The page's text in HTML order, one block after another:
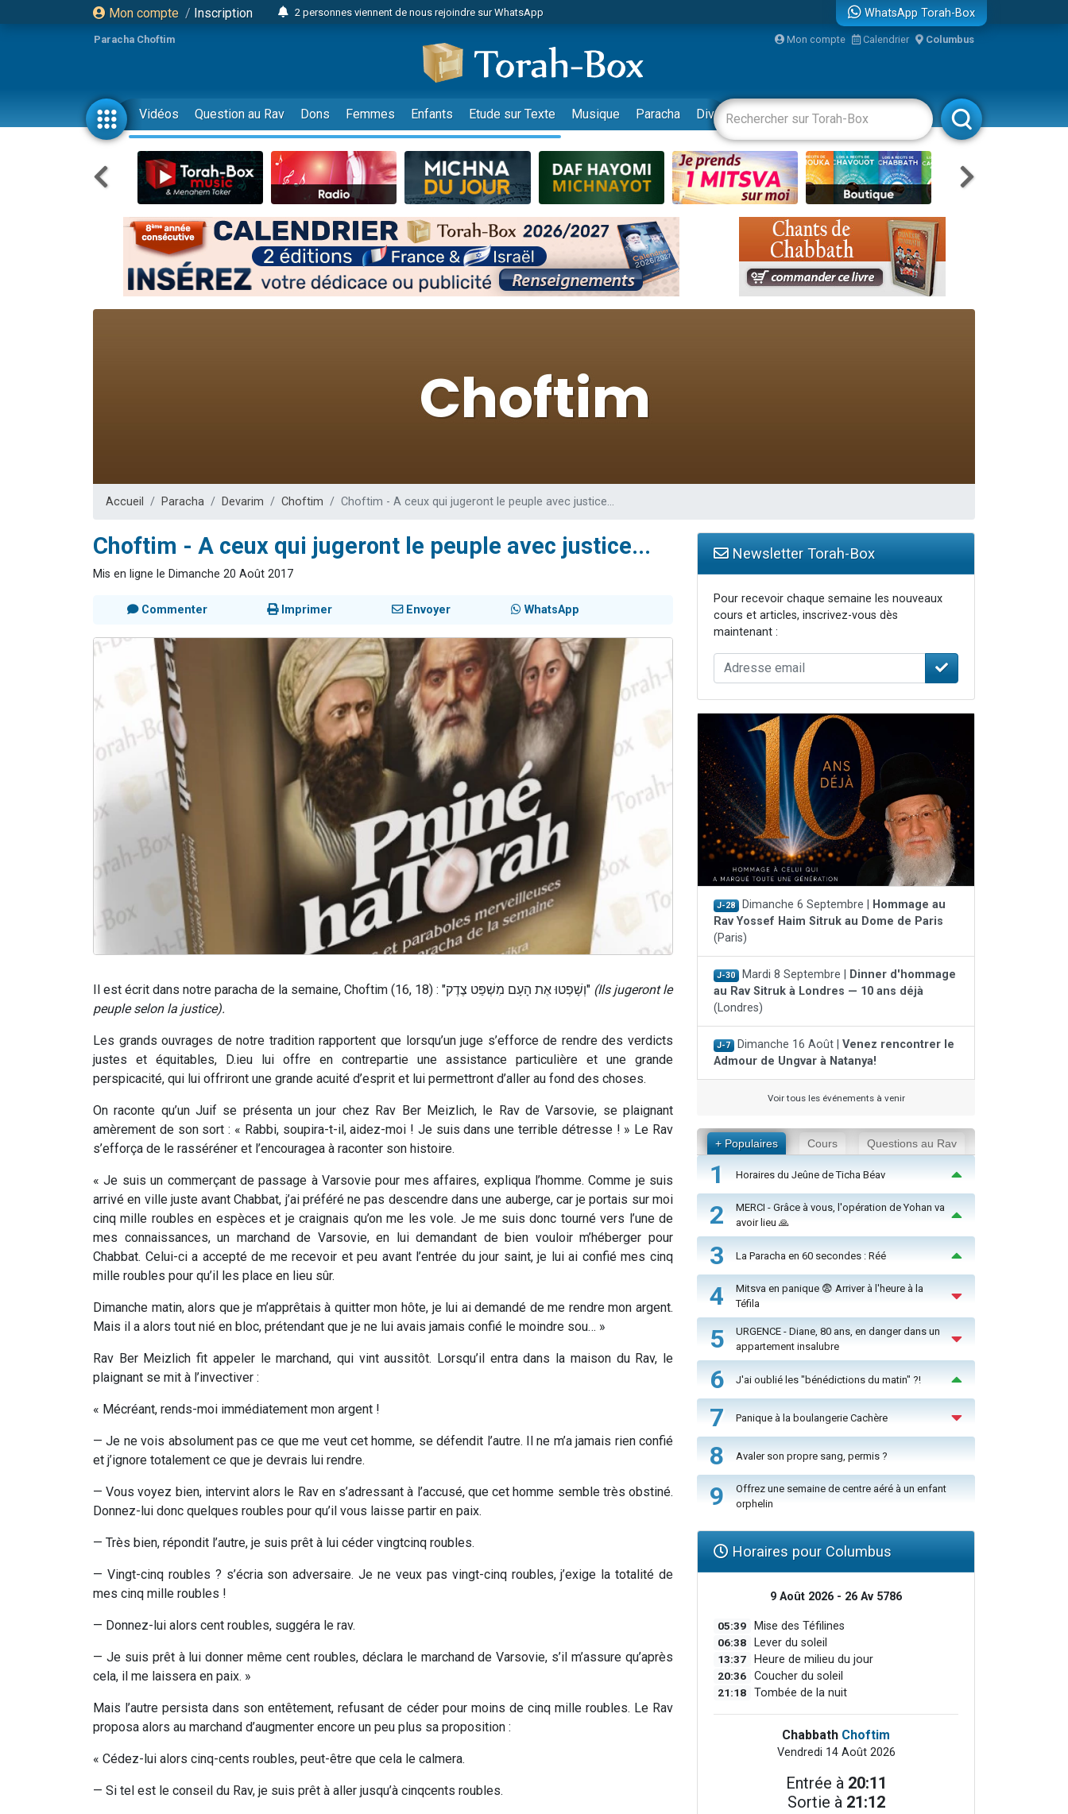
Mon compte / Inscription
2 personnes viennent de nous rejoindre sur WhatsApp
3 personnes viennent de faire un don pour Événements Torah-Box
2 personnes viennent de faire un don pour Tsédaka : pauvres d'Israel
3 personnes viennent de nous rejoindre sur WhatsApp
11 personnes viennent de demander une bénédiction
3 personnes viennent de faire un don pour Diane, 80 ans, dans un appartement insalubre
Il reste 49 places pour étudier en groupe sur Zoom
2 personnes viennent de nous rejoindre sur WhatsApp
29 personnes viennent de demander une bénédiction
Il reste 49 places pour étudier en groupe sur Zoom
2 personnes viennent de nous rejoindre sur WhatsApp
6 personnes viennent de nous rejoindre sur WhatsApp
4 personnes viennent de nous rejoindre sur WhatsApp
Il reste 49 places pour étudier en groupe sur Zoom
WhatsApp Torah-Box
Paracha Choftim Mon compte Calendrier Columbus
Vidéos Question au Rav Dons Femmes Enfants Etude sur Texte Musique Paracha Divertissements Livres Rabbanim
Accueil Paracha Devarim Choftim Choftim - A ceux qui jugeront le peuple avec justice...
Choftim - A ceux qui jugeront le peuple avec justice...
Mis en ligne le Dimanche 20 Août 2017
Commenter Imprimer Envoyer WhatsApp
Il est écrit dans notre paracha de la semaine, Choftim (16, 18) : "וְשָׁפְטוּ אֶת הָעָם מִשְׁפַּט צֶדֶק" (Ils jugeront le
peuple selon la justice).
Les grands ouvrages de notre tradition rapportent que lorsqu’un juge s’efforce de rendre des verdicts
justes et équitables, D.ieu lui offre en contrepartie une assistance particulière et une grande
perspicacité, qui lui offriront une grande acuité d’esprit et lui permettront d’aller au fond des choses.
On raconte qu’un Juif se présenta un jour chez Rav Ber Meizlich, le Rav de Varsovie, se plaignant
amèrement de son sort : « Rabbi, soupira-t-il, aidez-moi ! Je suis dans une terrible détresse ! » Le Rav
s’efforça de le rasséréner et l’encouragea à raconter son histoire.
« Je suis un commerçant de passage à Varsovie pour mes affaires, expliqua l’homme. Comme je suis
arrivé en ville juste avant Chabbat, j’ai préféré ne pas descendre dans une auberge, car je portais sur moi
cinq mille roubles en espèces et je craignais qu’on me les vole. Je me suis donc tourné vers l’une de
mes connaissances, un marchand de Varsovie, en lui demandant de bien vouloir m’héberger pour
Chabbat. Celui-ci a accepté de me recevoir et peu avant l’entrée du jour saint, je lui ai confié mes cinq
mille roubles pour qu’il les place en lieu sûr.
Dimanche matin, alors que je m’apprêtais à quitter mon hôte, je lui ai demandé de me rendre mon argent.
Mais il a alors tout nié en bloc, prétendant que je ne lui avais jamais confié le moindre sou… »
Rav Ber Meizlich fit appeler le marchand, qui vint aussitôt. Lorsqu’il entra dans la maison du Rav, le
plaignant se mit à l’invectiver :
« Mécréant, rends-moi immédiatement mon argent !
— Je ne vois absolument pas ce que me veut cet homme, se défendit l’autre. Il ne m’a jamais rien confié
et j’ignore totalement ce que je devrais lui rendre.
— Vous voyez bien, intervint alors le Rav en s’adressant à l’accusé, que cet homme semble très obstiné.
Donnez-lui donc quelques roubles pour qu’il vous laisse partir en paix.
— Très bien, répondit l’autre, je suis prêt à lui céder vingtcinq roubles.
— Vingt-cinq roubles ? s’écria son adversaire. Je ne veux pas vingt-cinq roubles, j’exige la totalité de
mes cinq mille roubles !
— Donnez-lui alors cent roubles, suggéra le rav.
— Je suis prêt à lui donner même cent roubles, déclara le marchand de Varsovie, s’il m’assure qu’après
cela, il me laissera en paix. »
Mais l’autre persista dans son entêtement, refusant de céder pour moins de cinq mille roubles. Le Rav
proposa alors au marchand d’augmenter encore un peu plus sa proposition :
« Cédez-lui alors cinq-cents roubles, peut-être que cela le calmera.
— Si tel est le conseil du Rav, je suis prêt à aller jusqu’à cinqcents roubles.
Newsletter Torah-Box
Pour recevoir chaque semaine les nouveaux
cours et articles, inscrivez-vous dès
maintenant :
J-28 Dimanche 6 Septembre |
Hommage au
Rav Yossef Haim Sitruk au Dome de Paris
(Paris)
J-30 Mardi 8 Septembre |
Dinner d'hommage
au Rav Sitruk à Londres — 10 ans déjà
(Londres)
J-7 Dimanche 16 Août | Venez rencontrer le
Admour de Ungvar à Natanya!
Voir tous les événements à venir
+ Populaires Cours Questions au Rav
1 Horaires du Jeûne de Ticha Béav
2
MERCI - Grâce à vous, l'opération de Yohan va
avoir lieu 🙏
3 La Paracha en 60 secondes : Réé
4
Mitsva en panique 😨 Arriver à l'heure à la
Téfila
5
URGENCE - Diane, 80 ans, en danger dans un
appartement insalubre
6 J'ai oublié les "bénédictions du matin" ?!
7 Panique à la boulangerie Cachère
8 Avaler son propre sang, permis ?
9
Offrez une semaine de centre aéré à un enfant
orphelin
Horaires pour Columbus
9 Août 2026 - 26 Av 5786
05:39 Mise des Téfilines
06:38 Lever du soleil
13:37 Heure de milieu du jour
20:36 Coucher du soleil
21:18 Tombée de la nuit
Chabbath Choftim
Vendredi 14 Août 2026
Entrée à 20:11
Sortie à 21:12